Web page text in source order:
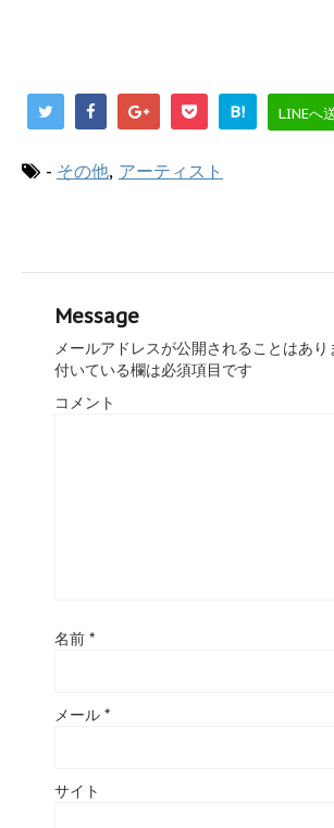
B! LINEへ
- その他, アーティスト
Message
メールアドレスが公開されることはあり
付いている欄は必須項目です
コメント
名前 *
メール *
サイト